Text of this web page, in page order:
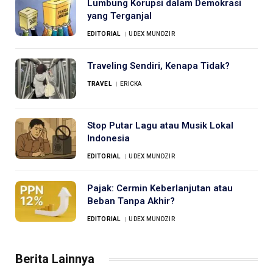
Lumbung Korupsi dalam Demokrasi
yang Terganjal
EDITORIAL UDEX MUNDZIR
Traveling Sendiri, Kenapa Tidak?
TRAVEL ERICKA
Stop Putar Lagu atau Musik Lokal
Indonesia
EDITORIAL UDEX MUNDZIR
Pajak: Cermin Keberlanjutan atau
Beban Tanpa Akhir?
EDITORIAL UDEX MUNDZIR
Berita Lainnya